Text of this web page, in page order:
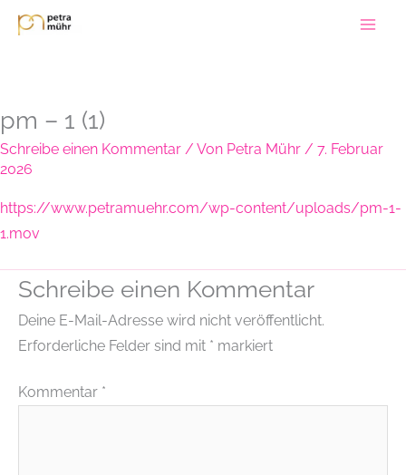
Zum
Inhalt
pm – 1 (1)
Schreibe einen Kommentar / Von Petra Mühr / 7. Februar
2026
https://www.petramuehr.com/wp-content/uploads/pm-1-
1.mov
Schreibe einen Kommentar
Deine E-Mail-Adresse wird nicht veröffentlicht.
Erforderliche Felder sind mit * markiert
Kommentar *